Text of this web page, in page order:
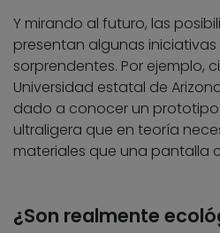
Y mirando al futuro, las
presentan algunas
sorprendentes. Por ejemplo,
Universidad estatal de
dado a conocer un
ultraligera que en teoría
materiales que una pantalla
¿Son realmente